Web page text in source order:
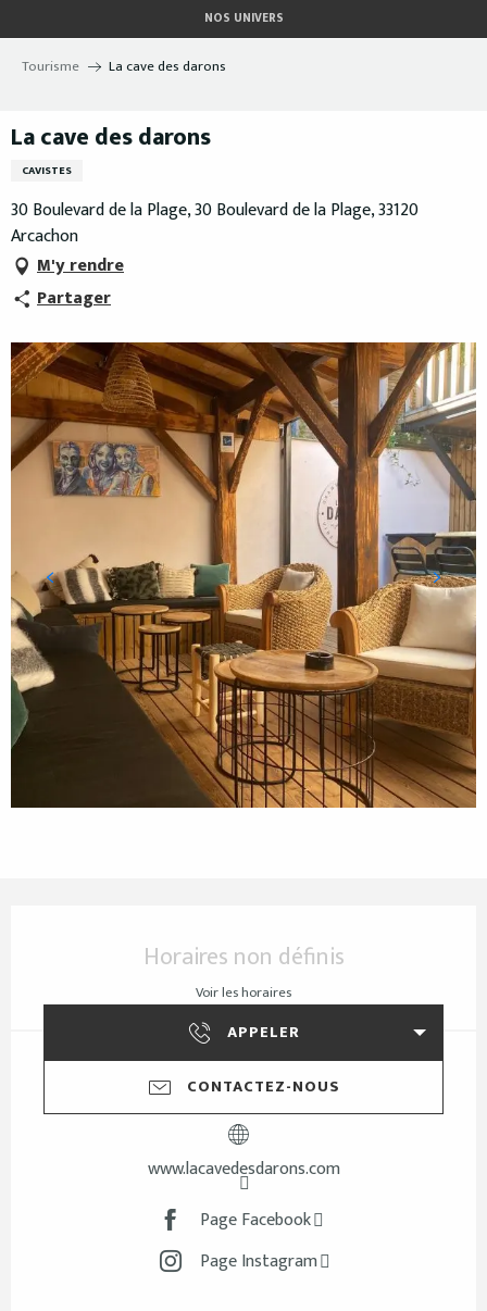
au
contenu
NOS UNIVERS
Tourisme La cave des darons
La cave des darons
CAVISTES
30 Boulevard de la Plage, 30 Boulevard de la Plage, 33120
Arcachon
M'y rendre
Partager
Horaires non définis
Voir les horaires
APPELER
CONTACTEZ-NOUS
www.lacavedesdarons.com
Page Facebook
Page Instagram